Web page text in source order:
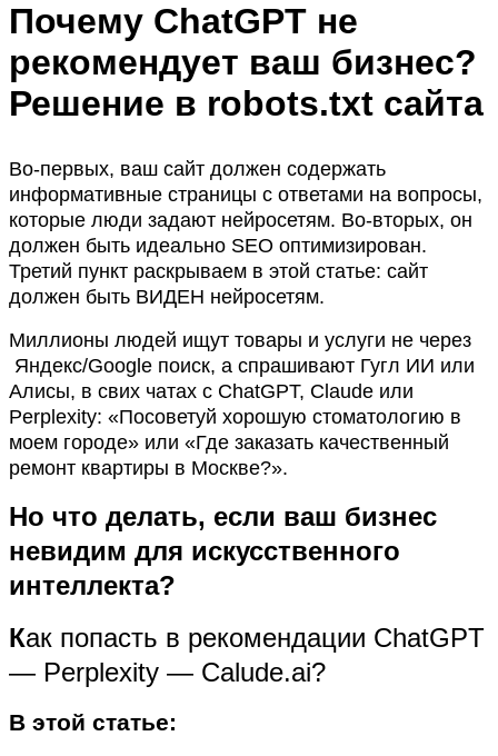
Почему ChatGPT не
рекомендует ваш бизнес?
Решение в robots.txt сайта
Во-первых, ваш сайт должен содержать
информативные страницы с ответами на вопросы,
которые люди задают нейросетям. Во-вторых, он
должен быть идеально SEO оптимизирован.
Третий пункт раскрываем в этой статье: сайт
должен быть ВИДЕН нейросетям.
Миллионы людей ищут товары и услуги не через
Яндекс/Google поиск, а спрашивают Гугл ИИ или
Алисы, в свих чатах с ChatGPT, Claude или
Perplexity: «Посоветуй хорошую стоматологию в
моем городе» или «Где заказать качественный
ремонт квартиры в Москве?».
Но что делать, если ваш бизнес
невидим для искусственного
интеллекта?
Как попасть в рекомендации ChatGPT
— Perplexity — Calude.ai?
В этой статье: